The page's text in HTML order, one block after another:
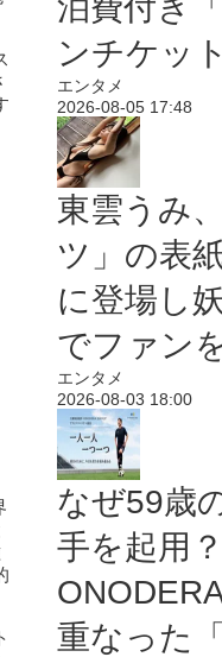
泊費付き
ンチケッ
エンタメ
2026-08-05 17:48
東雲うみ
ツ」の表
に登場し
でファン
エンタメ
2026-08-03 18:00
なぜ59歳
手を起用
重なった